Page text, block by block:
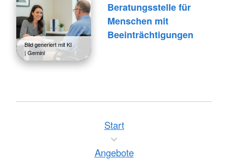
Bild generiert mit KI
| Gemini
Beratungsstelle für
Menschen mit
Beeinträchtigungen
Start
Angebote